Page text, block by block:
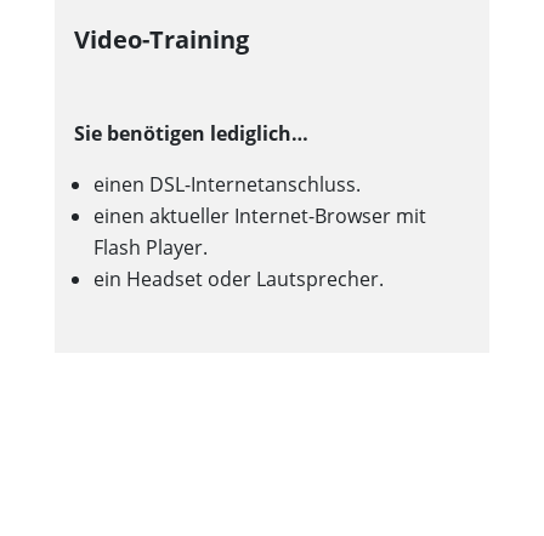
Video-Training
Sie benötigen lediglich…
einen DSL-Internetanschluss.
einen aktueller Internet-Browser mit
Flash Player.
ein Headset oder Lautsprecher.